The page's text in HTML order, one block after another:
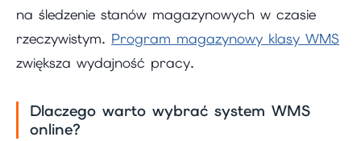
na śledzenie stanów magazynowych w czasie
rzeczywistym. Program magazynowy klasy WMS
zwiększa wydajność pracy.
Dlaczego warto wybrać system WMS
online?